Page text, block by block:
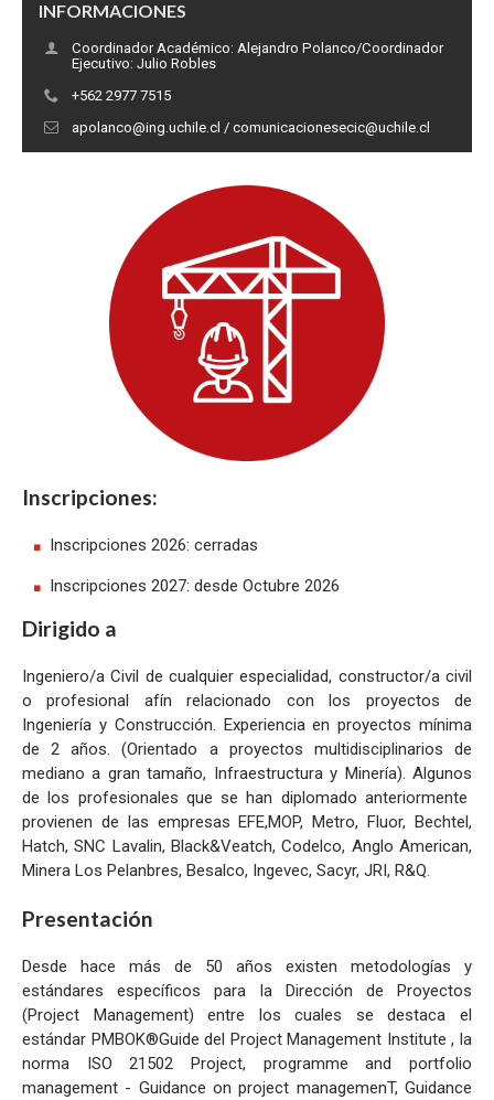
INFORMACIONES
Coordinador Académico: Alejandro Polanco/Coordinador
Ejecutivo: Julio Robles
+562 2977 7515
apolanco@ing.uchile.cl / comunicacionesecic@uchile.cl
Inscripciones:
Inscripciones 2026: cerradas
Inscripciones 2027: desde Octubre 2026
Dirigido a
Ingeniero/a Civil de cualquier especialidad, constructor/a civil
o profesional afín relacionado con los proyectos de
Ingeniería y Construcción. Experiencia en proyectos mínima
de 2 años. (Orientado a proyectos multidisciplinarios de
mediano a gran tamaño, Infraestructura y Minería). Algunos
de los profesionales que se han diplomado anteriormente
provienen de las empresas EFE,MOP, Metro, Fluor, Bechtel,
Hatch, SNC Lavalin, Black&Veatch, Codelco, Anglo American,
Minera Los Pelanbres, Besalco, Ingevec, Sacyr, JRI, R&Q.
Presentación
Desde hace más de 50 años existen metodologías y
estándares específicos para la Dirección de Proyectos
(Project Management) entre los cuales se destaca el
estándar PMBOK®Guide del Project Management Institute , la
norma ISO 21502 Project, programme and portfolio
management - Guidance on project managemenT, Guidance